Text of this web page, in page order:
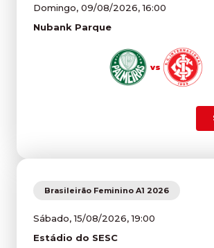
Domingo, 09/08/2026, 16:00
Nubank Parque
vs
Brasileirão Feminino A1 2026
Sábado, 15/08/2026, 19:00
Estádio do SESC